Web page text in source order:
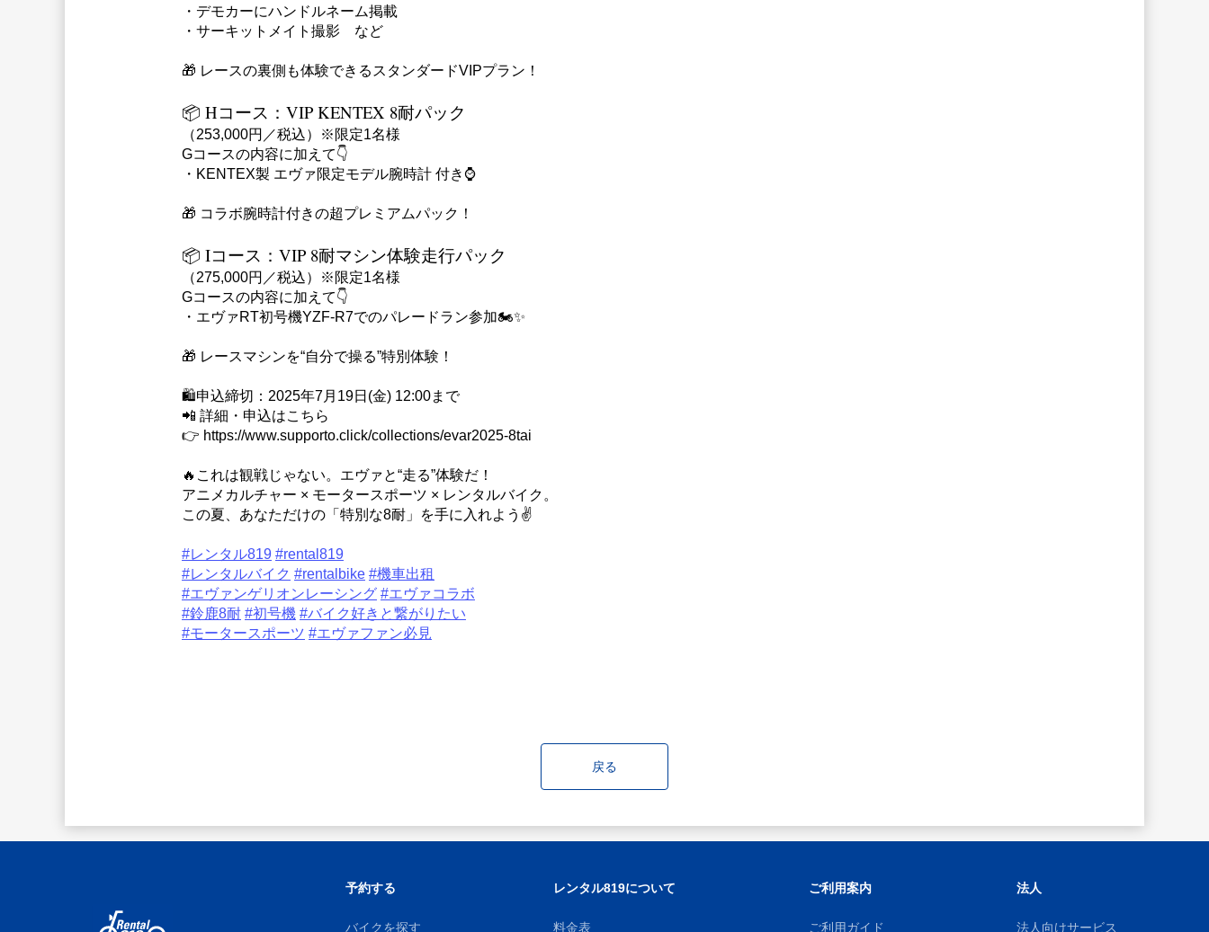
・デモカーにハンドルネーム掲載
・サーキットメイト撮影　など
🎁 レースの裏側も体験できるスタンダードVIPプラン！
📦 Hコース：VIP KENTEX 8耐パック
（253,000円／税込）※限定1名様
Gコースの内容に加えて👇
・KENTEX製 エヴァ限定モデル腕時計 付き⌚
🎁 コラボ腕時計付きの超プレミアムパック！
📦 Iコース：VIP 8耐マシン体験走行パック
（275,000円／税込）※限定1名様
Gコースの内容に加えて👇
・エヴァRT初号機YZF-R7でのパレードラン参加🏍️✨
🎁 レースマシンを“自分で操る”特別体験！
🛍️申込締切：2025年7月19日(金) 12:00まで
📲 詳細・申込はこちら
👉 https://www.supporto.click/collections/evar2025-8tai
🔥これは観戦じゃない。エヴァと“走る”体験だ！
アニメカルチャー × モータースポーツ × レンタルバイク。
この夏、あなただけの「特別な8耐」を手に入れよう✌️
#レンタル819 #rental819
#レンタルバイク #rentalbike #機車出租
#エヴァンゲリオンレーシング #エヴァコラボ
#鈴鹿8耐 #初号機 #バイク好きと繋がりたい
#モータースポーツ #エヴァファン必見
戻る
予約する
バイクを探す
レンタル819について
料金表
ご利用案内
ご利用ガイド
法人
法人向けサービス